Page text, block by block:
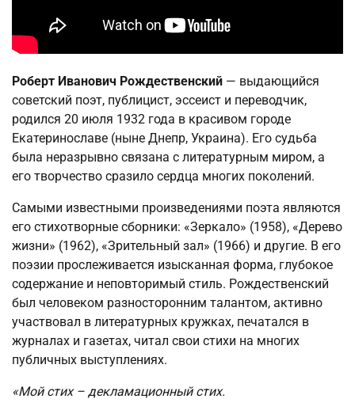
Роберт Иванович Рождественский — выдающийся
советский поэт, публицист, эссеист и переводчик,
родился 20 июля 1932 года в красивом городе
Екатеринославе (ныне Днепр, Украина). Его судьба
была неразрывно связана с литературным миром, а
его творчество сразило сердца многих поколений.
Самыми известными произведениями поэта являются
его стихотворные сборники: «Зеркало» (1958), «Дерево
жизни» (1962), «Зрительный зал» (1966) и другие. В его
поэзии прослеживается изысканная форма, глубокое
содержание и неповторимый стиль. Рождественский
был человеком разносторонним талантом, активно
участвовал в литературных кружках, печатался в
журналах и газетах, читал свои стихи на многих
публичных выступлениях.
«Мой стих – декламационный стих.